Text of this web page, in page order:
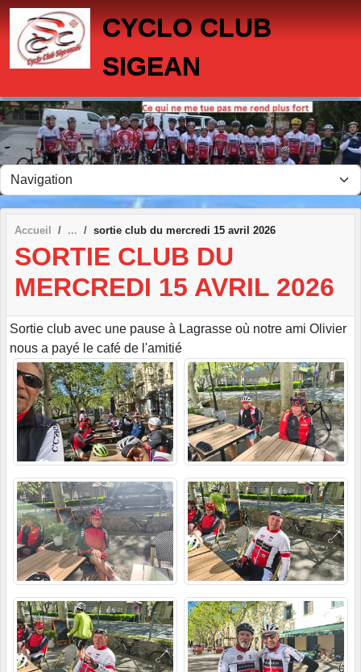
CYCLO CLUB
SIGEAN
Accueil sortie club du mercredi 15 avril 2026
SORTIE CLUB DU
MERCREDI 15 AVRIL 2026
Sortie club avec une pause à Lagrasse où notre ami Olivier
nous a payé le café de l'amitié
Panneau de gestion des cookies